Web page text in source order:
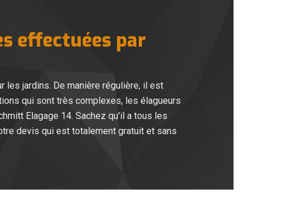
effectuées par
les jardins. De manière régulière, il est
qui sont très complexes, les élagueurs
Elagage 14. Sachez qu'il a tous les
devis qui est totalement gratuit et sans